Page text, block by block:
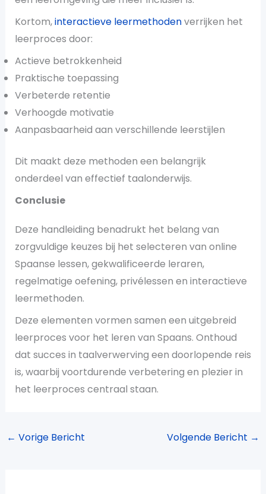
Kortom,interactieve leermethodenverrijken het
leerproces door:
Actieve betrokkenheid
Praktische toepassing
Verbeterde retentie
Verhoogde motivatie
Aanpasbaarheid aan verschillende leerstijlen
Dit maakt deze methoden een belangrijk
onderdeel van effectief taalonderwijs.
Conclusie
Deze handleiding benadrukt het belang van
zorgvuldige keuzes bij het selecteren van online
Spaanse lessen, gekwalificeerde leraren,
regelmatige oefening, privélessen en interactieve
leermethoden.
Deze elementen vormen samen een uitgebreid
leerproces voor het leren van Spaans. Onthoud
dat succes in taalverwerving een doorlopende reis
is, waarbij voortdurende verbetering en plezier in
het leerproces centraal staan.
← Vorige Bericht Volgende Bericht →